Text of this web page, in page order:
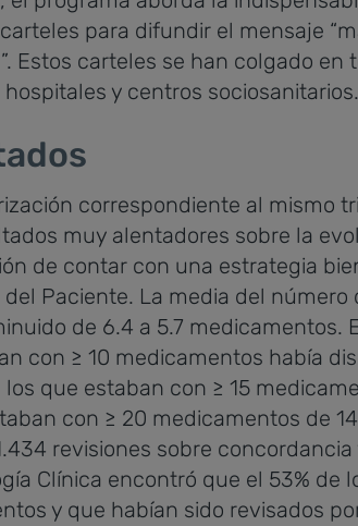
para difundir el mensaje
Estos carteles se han colgado en
hospitales y centros sociosanitarios.
correspondiente al mismo
muy alentadores sobre la
de contar con una estrategia
Paciente. La media del
de 6.4 a 5.7 medicamentos.
con ≥ 10 medicamentos había
que estaban con ≥ 15
con ≥ 20 medicamentos de
revisiones sobre
Clínica encontró que el 53% de
y que habían sido revisados